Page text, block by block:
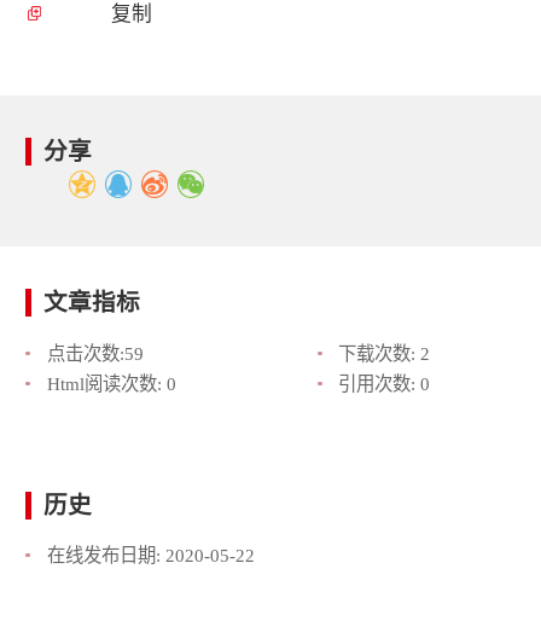
复制
分享
文章指标
点击次数:59 下载次数: 2
Html阅读次数: 0 引用次数: 0
历史
在线发布日期: 2020-05-22